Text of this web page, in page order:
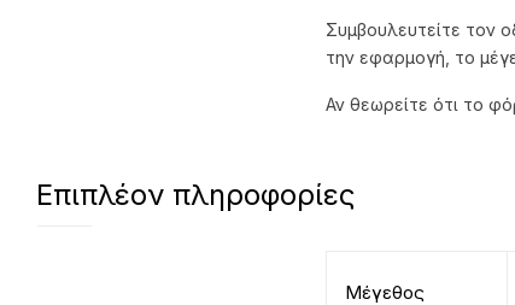
Συμβουλευτείτε τον
την εφαρμογή, το
Αν θεωρείτε ότι το
Επιπλέον πληροφορίες
Μέγεθος